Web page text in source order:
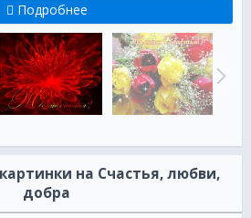
Подробнее
на Счастья, любви,
добра